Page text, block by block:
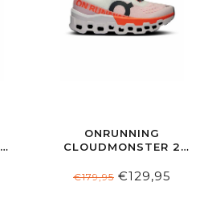
ONRUNNING
CLOUDMONSTER 2
FLAME
€179,95 €129,95